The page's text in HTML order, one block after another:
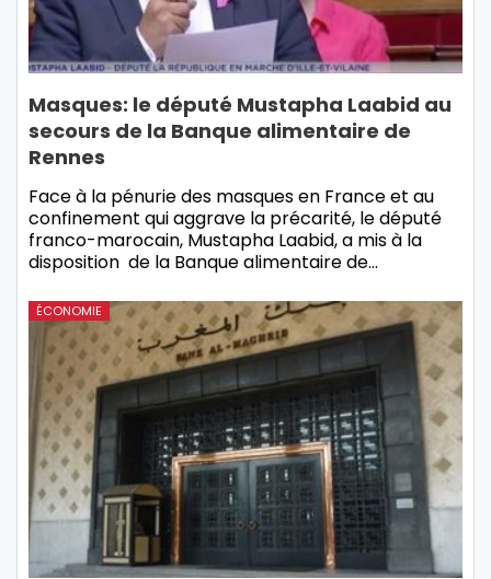
Masques: le député Mustapha Laabid au
secours de la Banque alimentaire de
Rennes
Face à la pénurie des masques en France et au
confinement qui aggrave la précarité, le député
franco-marocain, Mustapha Laabid, a mis à la
disposition de la Banque alimentaire de…
ÉCONOMIE